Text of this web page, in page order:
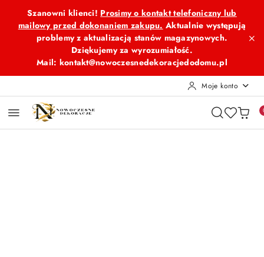
Przejdź do treści głównej
Przejdź do wyszukiwarki
Przejdź do moje konto
Przejdź do menu głównego
Przejdź do opisu produktu
Przejdź do stopki
Szanowni klienci! Prosimy o kontakt telefoniczny lub
mailowy przed dokonaniem zakupu. Aktualnie występują
problemy z aktualizacją stanów magazynowych.
Dziękujemy za wyrozumiałość.
Mail: kontakt@nowoczesnedekoracjedodomu.pl
Moje konto